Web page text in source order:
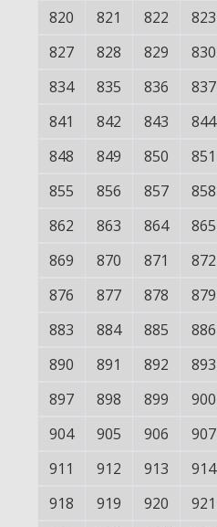
820 821 822 823
827
828 829 830
834
835 836 837
841
842 843 844
848
849 850 851
855
856 857 858
862
863 864 865
869
870 871 872
876
877 878 879
883
884 885 886
890
891 892 893
897
898 899 900
904
905 906 907
911
912 913 914
918
919 920 921